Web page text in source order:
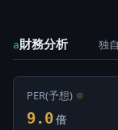
a財務分析 独
PER(予想) ⊙
9.0 倍